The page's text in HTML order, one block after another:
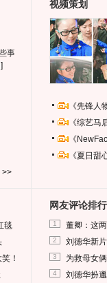
事
>>
视频策划
《先锋
《综艺
《
《夏日
毯
！
网友评论排行
1 董卿：这
2 刘德华新
3 为救母女
4 刘德华扮